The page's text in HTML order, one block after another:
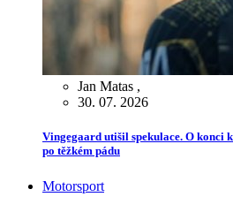
Jan Matas ,
30. 07. 2026
Vingegaard utišil spekulace. O konci
po těžkém pádu
Motorsport